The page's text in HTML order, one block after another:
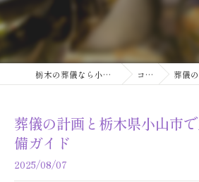
栃木の葬儀なら小山あんしん葬祭 コラム 葬儀の計
葬儀の計画と栃木県小山市
備ガイド
2025/08/07